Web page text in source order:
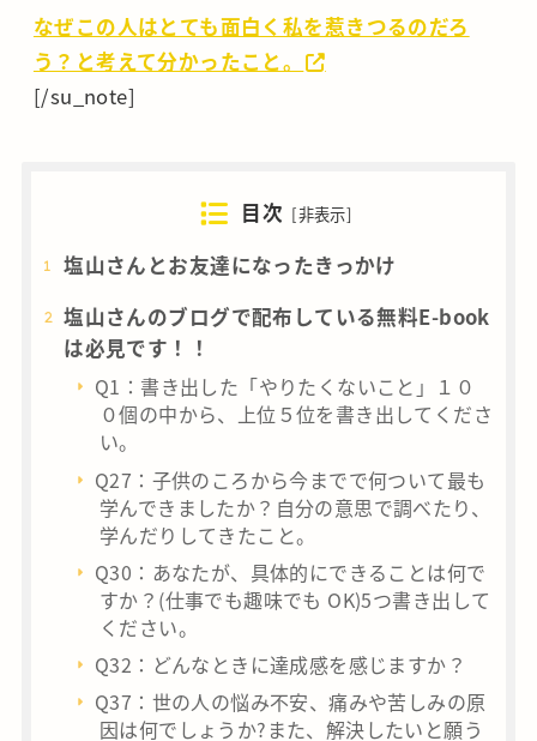
なぜこの人はとても面白く私を惹きつるのだろ
う？と考えて分かったこと。
[/su_note]
目次 [非表示]
塩山さんとお友達になったきっかけ
塩山さんのブログで配布している無料E-book
は必見です！！
Q1：書き出した「やりたくないこと」１０
０個の中から、上位５位を書き出してくださ
い。
Q27：子供のころから今までで何ついて最も
学んできましたか？自分の意思で調べたり、
学んだりしてきたこと。
Q30：あなたが、具体的にできることは何で
すか？(仕事でも趣味でも OK)5つ書き出して
ください。
Q32：どんなときに達成感を感じますか？
Q37：世の人の悩み不安、痛みや苦しみの原
因は何でしょうか?また、解決したいと願う